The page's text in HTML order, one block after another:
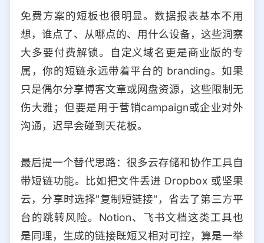
免费方案的短板也很明显。数据报表基本不用
想，谁点了、从哪点的、用什么设备，这些洞察
大多要付费解锁。自定义域名更是商业版的专
属，你的短链永远带着平台的 branding。如果
只是偶尔分享博客文章或网盘资源，这些限制无
伤大雅；但要是用于营销campaign或企业对外
沟通，迟早会碰到天花板。
最后提一个替代思路：很多云存储和协作工具自
带短链功能。比如把文件丢进 Dropbox 或坚果
云，分享时选择"复制短链接"，省去了第三方平
台的跳转风险。Notion、飞书文档这类工具也
是同理，生成的链接既短又相对可控，算是一举